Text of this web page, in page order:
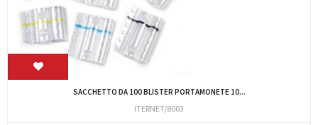
SACCHETTO DA 100 BLISTER PORTAMONETE 10...
ITERNET/8003